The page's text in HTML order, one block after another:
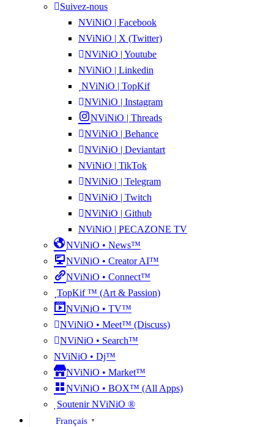
Suivez-nous
NViNiO | Facebook
NViNiO | X (Twitter)
NViNiO | Youtube
NViNiO | Linkedin
NViNiO | TopKif
NViNiO | Instagram
NViNiO | Threads
NViNiO | Behance
NViNiO | Deviantart
NViNiO | TikTok
NViNiO | Telegram
NViNiO | Twitch
NViNiO | Github
NViNiO | PECAZONE TV
NViNiO • News™
NViNiO • Creator AI™
NViNiO • Connect™
TopKif ™ (Art & Passion)
NViNiO • TV™
NViNiO • Meet™ (Discuss)
NViNiO • Search™
NViNiO • Dj™
NViNiO • Market™
NViNiO • BOX™ (All Apps)
Soutenir NViNiO ®
Français ▼